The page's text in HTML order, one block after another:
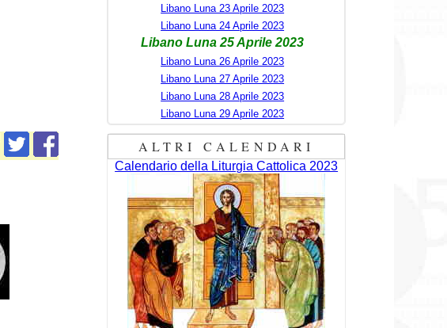
Libano Luna 23 Aprile 2023
Libano Luna 24 Aprile 2023
Libano Luna 25 Aprile 2023
Libano Luna 26 Aprile 2023
Libano Luna 27 Aprile 2023
Libano Luna 28 Aprile 2023
Libano Luna 29 Aprile 2023
ALTRI CALENDARI
Calendario della Liturgia Cattolica 2023